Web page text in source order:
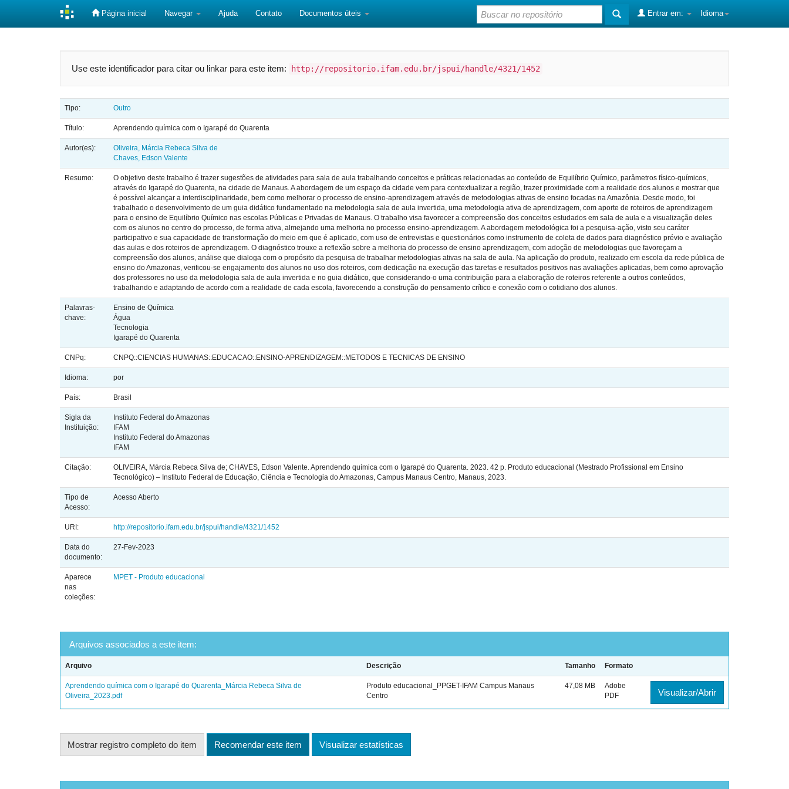
Página inicial Navegar Ajuda Contato Documentos úteis Idioma
Entrar em:
Use este identificador para citar ou linkar para este item: http://repositorio.ifam.edu.br/jspui/handle/4321/1452
Tipo: Outro
Título: Aprendendo química com o Igarapé do Quarenta
Autor(es):
Oliveira, Márcia Rebeca Silva de
Chaves, Edson Valente
Resumo:
O objetivo deste trabalho é trazer sugestões de atividades para sala de aula trabalhando conceitos e práticas relacionadas ao conteúdo de Equilíbrio Químico, parâmetros físico-químicos,
através do Igarapé do Quarenta, na cidade de Manaus. A abordagem de um espaço da cidade vem para contextualizar a região, trazer proximidade com a realidade dos alunos e mostrar que
é possível alcançar a interdisciplinaridade, bem como melhorar o processo de ensino-aprendizagem através de metodologias ativas de ensino focadas na Amazônia. Desde modo, foi
trabalhado o desenvolvimento de um guia didático fundamentado na metodologia sala de aula invertida, uma metodologia ativa de aprendizagem, com aporte de roteiros de aprendizagem
para o ensino de Equilíbrio Químico nas escolas Públicas e Privadas de Manaus. O trabalho visa favorecer a compreensão dos conceitos estudados em sala de aula e a visualização deles
com os alunos no centro do processo, de forma ativa, almejando uma melhoria no processo ensino-aprendizagem. A abordagem metodológica foi a pesquisa-ação, visto seu caráter
participativo e sua capacidade de transformação do meio em que é aplicado, com uso de entrevistas e questionários como instrumento de coleta de dados para diagnóstico prévio e avaliação
das aulas e dos roteiros de aprendizagem. O diagnóstico trouxe a reflexão sobre a melhoria do processo de ensino aprendizagem, com adoção de metodologias que favoreçam a
compreensão dos alunos, análise que dialoga com o propósito da pesquisa de trabalhar metodologias ativas na sala de aula. Na aplicação do produto, realizado em escola da rede pública de
ensino do Amazonas, verificou-se engajamento dos alunos no uso dos roteiros, com dedicação na execução das tarefas e resultados positivos nas avaliações aplicadas, bem como aprovação
dos professores no uso da metodologia sala de aula invertida e no guia didático, que considerando-o uma contribuição para a elaboração de roteiros referente a outros conteúdos,
trabalhando e adaptando de acordo com a realidade de cada escola, favorecendo a construção do pensamento crítico e conexão com o cotidiano dos alunos.
Palavras-
chave:
Ensino de Química
Água
Tecnologia
Igarapé do Quarenta
CNPq: CNPQ::CIENCIAS HUMANAS::EDUCACAO::ENSINO-APRENDIZAGEM::METODOS E TECNICAS DE ENSINO
Idioma: por
País: Brasil
Sigla da
Instituição:
Instituto Federal do Amazonas
IFAM
Instituto Federal do Amazonas
IFAM
Citação:
OLIVEIRA, Márcia Rebeca Silva de; CHAVES, Edson Valente. Aprendendo química com o Igarapé do Quarenta. 2023. 42 p. Produto educacional (Mestrado Profissional em Ensino
Tecnológico) – Instituto Federal de Educação, Ciência e Tecnologia do Amazonas, Campus Manaus Centro, Manaus, 2023.
Tipo de
Acesso:
Acesso Aberto
URI: http://repositorio.ifam.edu.br/jspui/handle/4321/1452
Data do
documento:
27-Fev-2023
Aparece
nas
coleções:
MPET - Produto educacional
Arquivos associados a este item:
Arquivo Descrição Tamanho Formato
Aprendendo química com o Igarapé do Quarenta_Márcia Rebeca Silva de
Oliveira_2023.pdf
Produto educacional_PPGET-IFAM Campus Manaus
Centro
47,08 MB
Adobe
PDF
Visualizar/Abrir
Mostrar registro completo do item Recomendar este item Visualizar estatísticas